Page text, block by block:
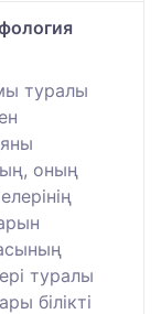
туралы
оның
туралы
білікті